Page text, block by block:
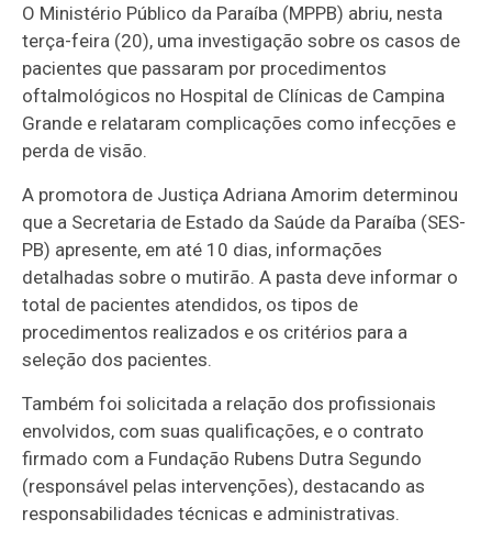
O Ministério Público da Paraíba (MPPB) abriu, nesta
terça-feira (20), uma investigação sobre os casos de
pacientes que passaram por procedimentos
oftalmológicos no Hospital de Clínicas de Campina
Grande e relataram complicações como infecções e
perda de visão.
A promotora de Justiça Adriana Amorim determinou
que a Secretaria de Estado da Saúde da Paraíba (SES-
PB) apresente, em até 10 dias, informações
detalhadas sobre o mutirão. A pasta deve informar o
total de pacientes atendidos, os tipos de
procedimentos realizados e os critérios para a
seleção dos pacientes.
Também foi solicitada a relação dos profissionais
envolvidos, com suas qualificações, e o contrato
firmado com a Fundação Rubens Dutra Segundo
(responsável pelas intervenções), destacando as
responsabilidades técnicas e administrativas.